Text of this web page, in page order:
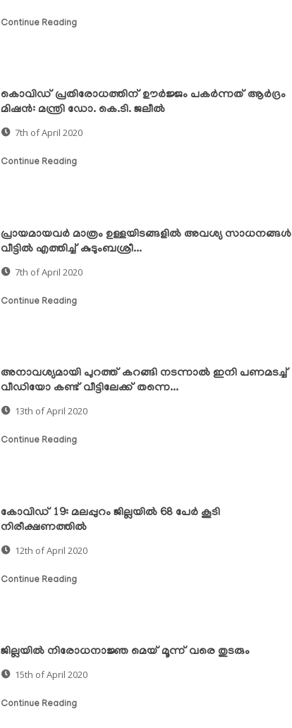
Continue Reading
കൊവിഡ് പ്രതിരോധത്തിന് ഊര്‍ജ്ജം പകര്‍ന്നത് ആര്‍ദ്രം
മിഷന്‍: മന്ത്രി ഡോ. കെ.ടി. ജലീല്‍
7th of April 2020
Continue Reading
പ്രായമായവർ മാത്രം ഉള്ളയിടങ്ങളിൽ അവശ്യ സാധനങ്ങൾ
വീട്ടിൽ എത്തിച്ച് കുടുംബശ്രീ...
7th of April 2020
Continue Reading
അനാവശ്യമായി പുറത്ത് കറങ്ങി നടന്നാല്‍ ഇനി പണമടച്ച്
വീഡിയോ കണ്ട് വീട്ടിലേക്ക് തന്നെ...
13th of April 2020
Continue Reading
കോവിഡ് 19: മലപ്പുറം ജില്ലയില്‍ 68 പേര്‍ കൂടി
നിരീക്ഷണത്തില്‍
12th of April 2020
Continue Reading
ജില്ലയില്‍ നിരോധനാജ്ഞ മെയ് മൂന്ന് വരെ തുടരും
15th of April 2020
Continue Reading